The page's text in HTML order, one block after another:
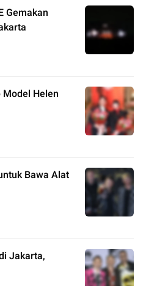
Gemakan
Helen
Bawa Alat
Jakarta,